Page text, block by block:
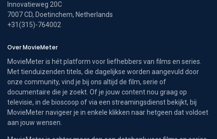
Innovatieweg 20C
7007 CD, Doetinchem, Netherlands
+31(315)-764002
Over MovieMeter
MovieMeter is hét platform voor liefhebbers van films en series.
Met tienduizenden titels, die dagelijkse worden aangevuld door
onze community, vind je bij ons altijd de film, serie of
documentaire die je zoekt. Of je jouw content nou graag op
televisie, in de bioscoop of via een streamingsdienst bekijkt, bij
MovieMeter navigeer je in enkele klikken naar hetgeen dat voldoet
aan jouw wensen.